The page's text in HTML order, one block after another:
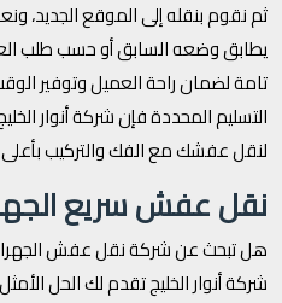
ثم نقوم بنقله إلى الموقع الجديد،
يطابق وضعه السابق أو حسب طلب
تامة لضمان راحة العميل وتوفير
التسليم المحددة فإن شركة أنوار
لنقل عفشك مع الفك والتركيب بأعلى
نقل عفش سريع
هل تبحث عن شركة نقل عفش
شركة أنوار الخليج تقدم لك الحل